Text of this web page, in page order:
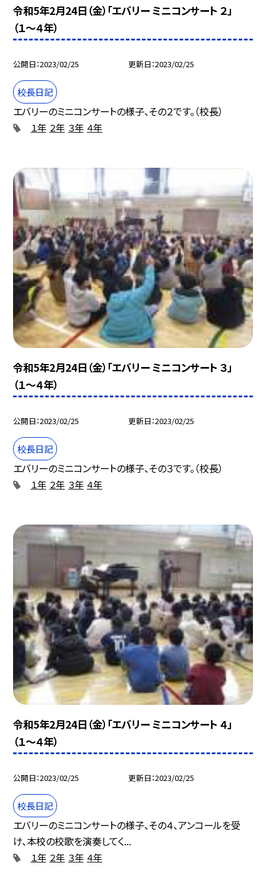
令和5年2月24日（金）「エバリー ミニコンサート ２」
（１〜４年）
公開日 2023/02/25 更新日 2023/02/25
校長日記
エバリーのミニコンサートの様子、その２です。（校長）
１年 ２年 ３年 ４年
令和5年2月24日（金）「エバリー ミニコンサート ３」
（１〜４年）
公開日 2023/02/25 更新日 2023/02/25
校長日記
エバリーのミニコンサートの様子、その３です。（校長）
１年 ２年 ３年 ４年
令和5年2月24日（金）「エバリー ミニコンサート ４」
（１〜４年）
公開日 2023/02/25 更新日 2023/02/25
校長日記
エバリーのミニコンサートの様子、その４、アンコールを受
け、本校の校歌を演奏してく...
１年 ２年 ３年 ４年